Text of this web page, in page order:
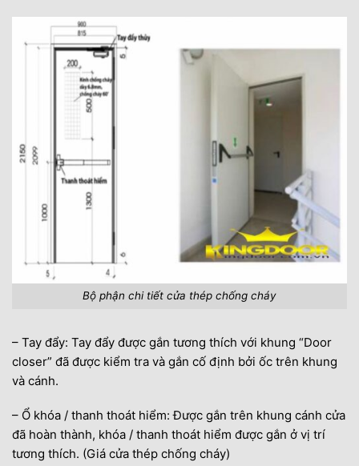
Bộ phận chi tiết cửa thép chống cháy
– Tay đẩy: Tay đẩy được gắn tương thích với khung “Door
closer” đã được kiểm tra và gắn cố định bởi ốc trên khung
và cánh.
– Ổ khóa / thanh thoát hiểm: Được gắn trên khung cánh cửa
đã hoàn thành, khóa / thanh thoát hiểm được gắn ở vị trí
tương thích. (Giá cửa thép chống cháy)